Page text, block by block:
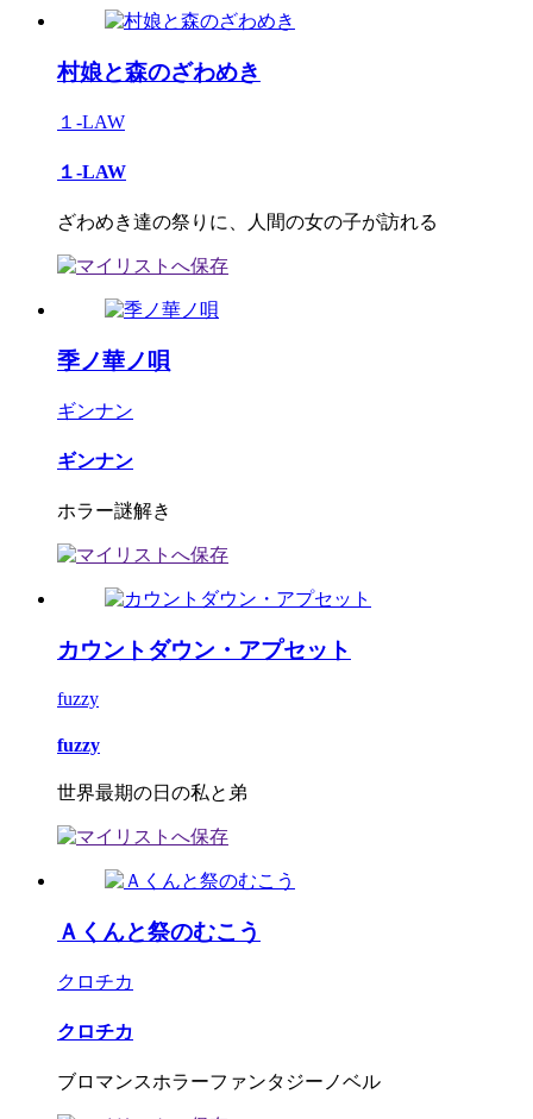
村娘と森のざわめき
１-LAW
１-LAW
ざわめき達の祭りに、人間の女の子が訪れる
季ノ華ノ唄
ギンナン
ギンナン
ホラー謎解き
カウントダウン・アプセット
fuzzy
fuzzy
世界最期の日の私と弟
Ａくんと祭のむこう
クロチカ
クロチカ
ブロマンスホラーファンタジーノベル